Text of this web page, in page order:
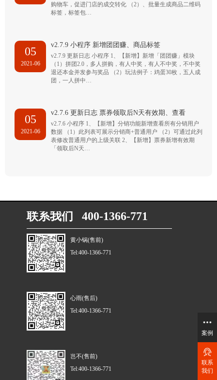
购物车，促进门店的成交转化 （2）、批量生成商品二维码
标签，标签包…
05
2021-06
v2.7.9 小程序 新增团团赚、商品标签
v2.7.9 更新日志 小程序 1、【新增】新增「团团赚」模块
（1）拼团2.0，多人拼购，有人中奖，有人不中奖，不中奖
退还本金并发参与奖品 （2）玩法例子：鸡蛋30枚，五人成
团，一人拼中…
05
2021-06
v2.7.6 更新日志 票券领取后N天有效期、查看
v2.7.6 小程序 1、【新增】分销功能新增查看所有分销用户
数据 （1）此列表可展示分销商+普通用户 （2）可通过此列
表修改普通用户的上级关联 2、【新增】票券新增有效期
「领取后N天…
联系我们 400-1366-771
黄小锅(售前)
Tel:400-1366-771
心雨(售后)
Tel:400-1366-771
岂不(售前)
Tel:400-1366-771
案例
联系
我们